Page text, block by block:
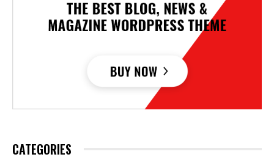
CATEGORIES